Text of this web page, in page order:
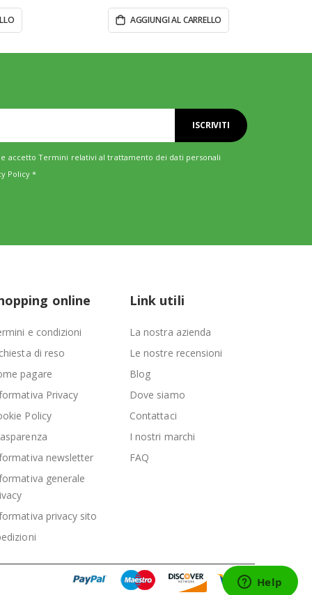
AGGIUNGI AL CARRELLO
ISCRIVITI
accetto Termini relativi al trattamento dei dati personali
Policy *
online
e condizioni
di reso
pagare
Privacy
Policy
newsletter
generale
privacy sito
Link utili
La nostra azienda
Le nostre recensioni
Blog
Dove siamo
Contattaci
I nostri marchi
FAQ